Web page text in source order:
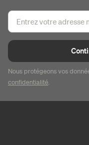
Nous protégeons vos
confidentialité.